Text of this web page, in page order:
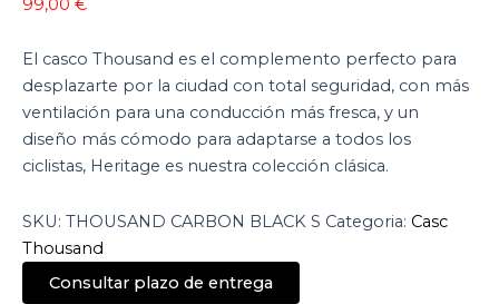
99,00 €
El casco Thousand es el complemento perfecto para
desplazarte por la ciudad con total seguridad, con más
ventilación para una conducción más fresca, y un
diseño más cómodo para adaptarse a todos los
ciclistas, Heritage es nuestra colección clásica.
SKU: THOUSAND CARBON BLACK S Categoria: Casc
Thousand
Consultar plazo de entrega